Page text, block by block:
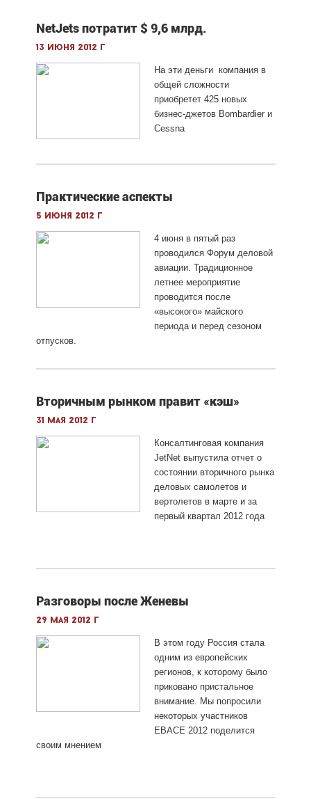
NetJets потратит $ 9,6 млрд.
13 июня 2012 г
На эти деньги компания в
общей сложности
приобретет 425 новых
бизнес-джетов Bombardier и
Cessna
Практические аспекты
5 июня 2012 г
4 июня в пятый раз
проводился Форум деловой
авиации. Традиционное
летнее мероприятие
проводится после
«высокого» майского
периода и перед сезоном
отпусков.
Вторичным рынком правит «кэш»
31 мая 2012 г
Консалтинговая компания
JetNet выпустила отчет о
состоянии вторичного рынка
деловых самолетов и
вертолетов в марте и за
первый квартал 2012 года
Разговоры после Женевы
29 мая 2012 г
В этом году Россия стала
одним из европейских
регионов, к которому было
приковано пристальное
внимание. Мы попросили
некоторых участников
EBACE 2012 поделится
своим мнением